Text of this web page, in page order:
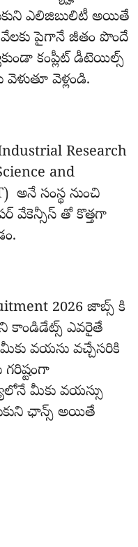
ఎలిజిబులిటీ అయితే
పైగానే జీతం పొందే
కంప్లీట్ డీటెయిల్స్
వెళ్లండి.
Research
and
అనే సంస్థ నుంచి
వేకెన్సీస్ తో కొత్తగా
2026 జాబ్స్ కి
కాండిడేట్స్ ఎవరైతే
వయసు వచ్చేసరికి
మీకు వయస్సు
ఛాన్స్ అయితే